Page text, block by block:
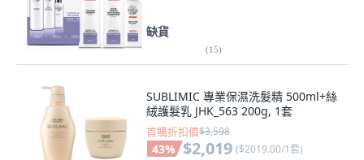
缺貨
(15)
SUBLIMIC 專業保濕洗髮精 500ml+絲
絨護髮乳 JHK_563 200g, 1套
首購折扣價$3,598
43% $2,019 ($2019.00/1套)